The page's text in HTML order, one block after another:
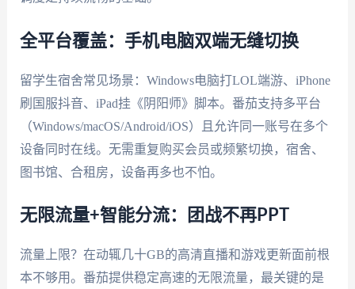
全平台覆盖：手机电脑双端无缝切换
留学生宿舍常见场景：Windows电脑打LOL端游、iPhone
刷国服抖音、iPad挂《阴阳师》脚本。番茄支持多平台
（Windows/macOS/Android/iOS）且允许同一账号在多个
设备同时在线。无需重复购买会员或频繁切换，宿舍、
图书馆、合租房，设备再多也不怕。
无限流量+智能分流：团战不再PPT
流量上限？在动辄几十GB的高清直播和游戏更新面前根
本不够用。番茄提供稳定高速的无限流量，最关键的是